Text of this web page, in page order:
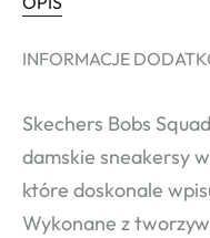
INFORMACJE
Skechers Bobs
damskie sneakersy
które doskonale
Wykonane z